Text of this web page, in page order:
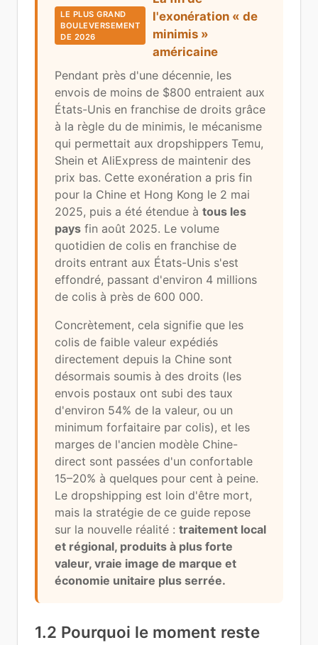
LE PLUS GRAND
BOULEVERSEMENT
DE 2026
l'exonération « de
minimis »
américaine
Pendant près d'une décennie, les
envois de moins de $800 entraient aux
États-Unis en franchise de droits grâce
à la règle du de minimis, le mécanisme
qui permettait aux dropshippers Temu,
Shein et AliExpress de maintenir des
prix bas. Cette exonération a pris fin
pour la Chine et Hong Kong le 2 mai
2025, puis a été étendue à tous les
pays fin août 2025. Le volume
quotidien de colis en franchise de
droits entrant aux États-Unis s'est
effondré, passant d'environ 4 millions
de colis à près de 600 000.
Concrètement, cela signifie que les
colis de faible valeur expédiés
directement depuis la Chine sont
désormais soumis à des droits (les
envois postaux ont subi des taux
d'environ 54% de la valeur, ou un
minimum forfaitaire par colis), et les
marges de l'ancien modèle Chine-
direct sont passées d'un confortable
15–20% à quelques pour cent à peine.
Le dropshipping est loin d'être mort,
mais la stratégie de ce guide repose
sur la nouvelle réalité : traitement local
et régional, produits à plus forte
valeur, vraie image de marque et
économie unitaire plus serrée.
1.2 Pourquoi le moment reste